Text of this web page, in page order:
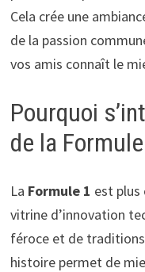
Cela crée une
de la passion
vos amis connaît le
Pourquoi
de la
La Formule 1 est plus
vitrine d’innovation
féroce et de traditions
histoire permet de